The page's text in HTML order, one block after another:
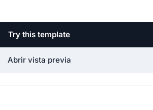
Try this template
Abrir vista previa